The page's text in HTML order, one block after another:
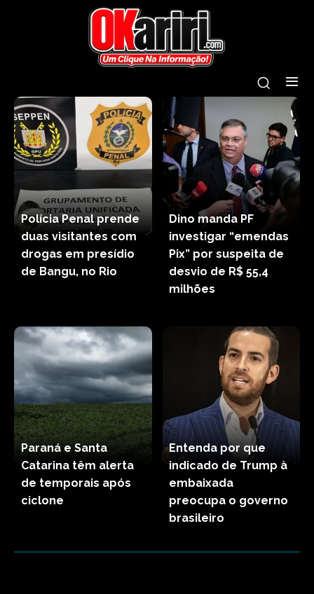
Polícia Penal prende
duas visitantes com
drogas em presídio
de Bangu, no Rio
Dino manda PF
investigar “emendas
Pix” por suspeita de
desvio de R$ 55,4
milhões
Paraná e Santa
Catarina têm alerta
de temporais após
ciclone
Entenda por que
indicado de Trump à
embaixada
preocupa o governo
brasileiro